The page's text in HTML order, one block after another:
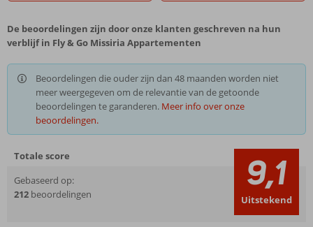
De beoordelingen zijn door onze klanten geschreven na hun
verblijf in Fly & Go Missiria Appartementen
Beoordelingen die ouder zijn dan 48 maanden worden niet
meer weergegeven om de relevantie van de getoonde
beoordelingen te garanderen. Meer info over onze
beoordelingen.
Totale score
Gebaseerd op:
212 beoordelingen 9,1
Uitstekend